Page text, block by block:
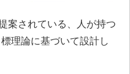
案されている、人が持つ
理論に基づいて設計し